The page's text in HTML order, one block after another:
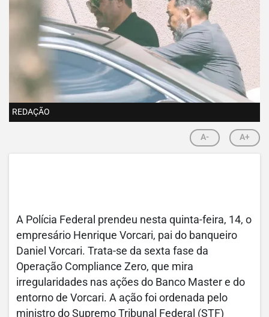
REDAÇÃO
A- A+
A Polícia Federal prendeu nesta quinta-feira, 14, o
empresário Henrique Vorcari, pai do banqueiro
Daniel Vorcari. Trata-se da sexta fase da
Operação Compliance Zero, que mira
irregularidades nas ações do Banco Master e do
entorno de Vorcari. A ação foi ordenada pelo
ministro do Supremo Tribunal Federal (STF)